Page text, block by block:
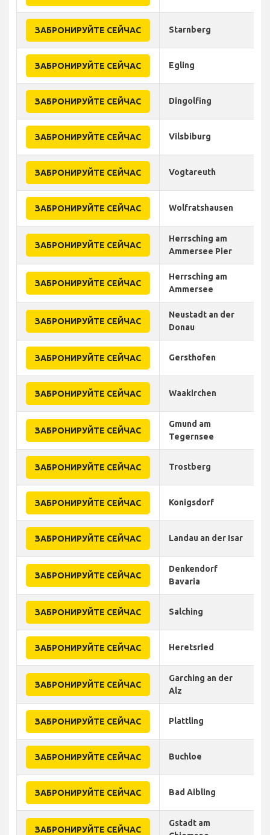
ЗАБРОНИРУЙТЕ СЕЙЧАС Starnberg
ЗАБРОНИРУЙТЕ СЕЙЧАС Egling
ЗАБРОНИРУЙТЕ СЕЙЧАС Dingolfing
ЗАБРОНИРУЙТЕ СЕЙЧАС Vilsbiburg
ЗАБРОНИРУЙТЕ СЕЙЧАС Vogtareuth
ЗАБРОНИРУЙТЕ СЕЙЧАС Wolfratshausen
ЗАБРОНИРУЙТЕ СЕЙЧАС
Herrsching am
Ammersee Pier
ЗАБРОНИРУЙТЕ СЕЙЧАС
Herrsching am
Ammersee
ЗАБРОНИРУЙТЕ СЕЙЧАС
Neustadt an der
Donau
ЗАБРОНИРУЙТЕ СЕЙЧАС Gersthofen
ЗАБРОНИРУЙТЕ СЕЙЧАС Waakirchen
ЗАБРОНИРУЙТЕ СЕЙЧАС
Gmund am
Tegernsee
ЗАБРОНИРУЙТЕ СЕЙЧАС Trostberg
ЗАБРОНИРУЙТЕ СЕЙЧАС Konigsdorf
ЗАБРОНИРУЙТЕ СЕЙЧАС Landau an der Isar
ЗАБРОНИРУЙТЕ СЕЙЧАС
Denkendorf
Bavaria
ЗАБРОНИРУЙТЕ СЕЙЧАС Salching
ЗАБРОНИРУЙТЕ СЕЙЧАС Heretsried
ЗАБРОНИРУЙТЕ СЕЙЧАС
Garching an der
Alz
ЗАБРОНИРУЙТЕ СЕЙЧАС Plattling
ЗАБРОНИРУЙТЕ СЕЙЧАС Buchloe
ЗАБРОНИРУЙТЕ СЕЙЧАС Bad Aibling
ЗАБРОНИРУЙТЕ СЕЙЧАС
Gstadt am